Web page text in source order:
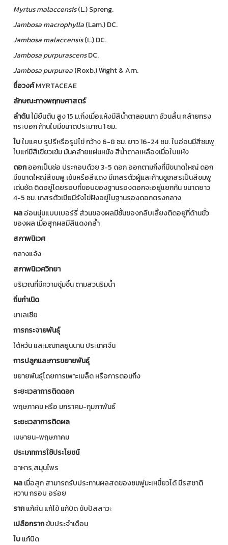
Myrtusmalaccensis(L.) Spreng.
Jambosamacrophylla(Lam.) DC.
Jambosamalaccensis(L.) DC.
JambosapurpurascensDC.
Jambosapurpurea(Roxb.) Wight & Arn.
ชื่อวงศ์MYRTACEAE
ลักษณะทางพฤกษศาสตร์
ลำต้นไม้ยืนต้น สูง 15 ม.กิ่งเมื่อแห้งมีสีน้ำตาลอมเทา อ้วนสั้น คล้ายทรง
กระบอก ก้านใบมีขนาดประมาณ 1 ซม.
ใบใบแคบ รูปรีหรือรูปไข่ กว้าง 6-8 ซม. ยาว 16-24 ซม. ใบอ่อนมีสีชมพู
ใบแก่มีสีเขียวเข้ม มันคล้ายแผ่นหนัง สีน้ำตาลเหลืองเมื่อใบแห้ง
ดอกออกเป็นช่อ ประกอบด้วย 3-5 ดอก ออกตามกิ่งที่มีขนาดใหญ่ ดอก
มีขนาดใหญ่สีชมพู เข้มหรือสีแดง มีเกสรตัวผู้และก้านชูเกสรเป็นสีชมพู
เด่นชัด ติดอยู่โดยรอบที่ขอบของฐานรองดอกจะอยู่แยกกัน ขนาดยาว
4-5 ซม. เกสรตัวเมียมีรังไข่ฝังอยู่ในฐานรองดอกตรงกลาง
ผลอ่อนนุ่มแบบเบอร์รี่ ส่วนของผลมีชั้นของกลีบเลี้ยงติดอยู่ที่ด้านขั่ว
ของผล เมื่อสุกผลมีสีแดงคล้ำ
สภาพนิเวศ
กลางแจ้ง
สภาพนิเวศวิทยา
บริเวณที่มีความชุ่มชื้น ตามสวนริมน้ำ
ถิ่นกำเนิด
มาเลเซีย
การกระจายพันธุ์
ใต้หวัน และมณฑลยูนนาน ประเทศจีน
การปลูกและการขยายพันธุ์
ขยายพันธุ์โดยการเพาะเมล็ด หรือการตอนกิ่ง
ระยะเวลาการติดดอก
พฤษภาคม หรือ มกราคม-กุมภาพันธ์
ระยะเวลาการติดผล
เมษายน-พฤษภาคม
ประเภทการใช้ประโยชน์
อาหาร,สมุนไพร
ผลเมื่อสุก สามารถรับประทานผลสดของชมพู่มะเหมี่ยวได้ มีรสชาติ
หวาน กรอบ อร่อย
รากแก้คัน แก้ไข้ แก้บิด ขับปัสสาวะ
เปลือกรากขับประจำเดือน
ใบแก้บิด